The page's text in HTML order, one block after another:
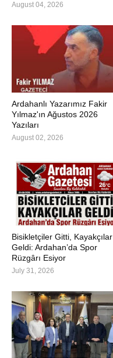
August 04, 2026
Ardahanlı Yazarımız Fakir
Yılmaz'ın Ağustos 2026
Yazıları
August 02, 2026
Bisikletçiler Gitti, Kayakçılar
Geldi: Ardahan’da Spor
Rüzgârı Esiyor
July 31, 2026